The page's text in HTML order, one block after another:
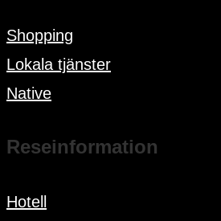
Shopping
Lokala tjänster
Native
Reseinformation
Hotell